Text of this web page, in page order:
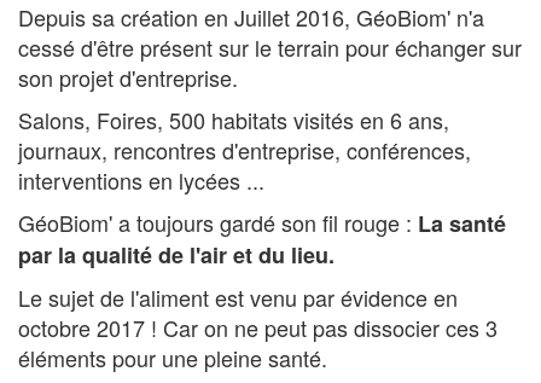
Depuis sa création en Juillet 2016, GéoBiom' n'a
cessé d'être présent sur le terrain pour échanger sur
son projet d'entreprise.
Salons, Foires, 500 habitats visités en 6 ans,
journaux, rencontres d'entreprise, conférences,
interventions en lycées ...
GéoBiom' a toujours gardé son fil rouge : La santé
par la qualité de l'air et du lieu.
Le sujet de l'aliment est venu par évidence en
octobre 2017 ! Car on ne peut pas dissocier ces 3
éléments pour une pleine santé.